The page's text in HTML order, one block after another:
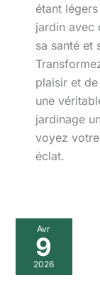
étant
jardin avec
sa santé et
plaisir et
une
jardinage
voyez
éclat.
Avr
9
2026
Test
du
coupe-
bordures
Stihl